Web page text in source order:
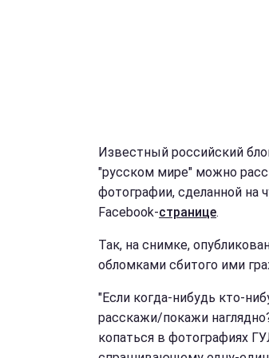
Известный российский
"русском мире" можно
фотографии, сделанной на
Facebook-странице.
Так, на снимке,
обломками сбитого ими
"Если когда-нибудь кто-
расскажи/покажи
копаться в фотографиях